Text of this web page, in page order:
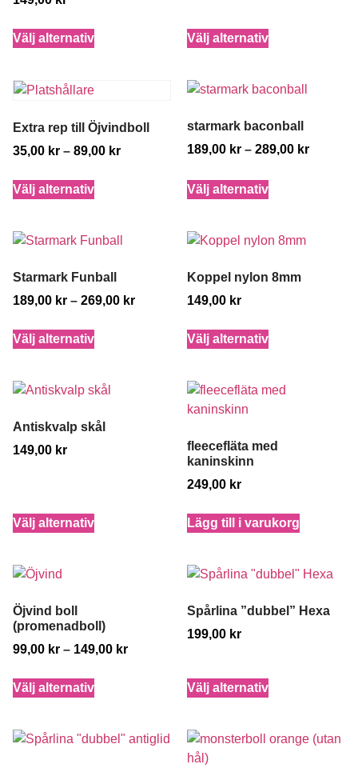
Välj alternativ Välj alternativ
Extra rep till Öjvindboll
35,00 kr – 89,00 kr
Välj alternativ
starmark baconball
189,00 kr – 289,00 kr
Välj alternativ
Starmark Funball
189,00 kr – 269,00 kr
Välj alternativ
Koppel nylon 8mm
149,00 kr
Välj alternativ
Antiskvalp skål
149,00 kr
Välj alternativ
fleecefläta med
kaninskinn
249,00 kr
Lägg till i varukorg
Öjvind boll
(promenadboll)
99,00 kr – 149,00 kr
Välj alternativ
Spårlina ”dubbel” Hexa
199,00 kr
Välj alternativ